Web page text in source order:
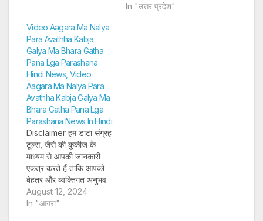
विज्ञापन पेश कर सकें। अगर
In "उत्तर प्रदेश"
Video Aagara Ma Nalya
Para Avathha Kabja
Galya Ma Bhara Gatha
Pana Lga Parashana
Hindi News, Video
Aagara Ma Nalya Para
Avathha Kabja Galya Ma
Bhara Gatha Pana Lga
Parashana News In Hindi
Disclaimer हम डाटा संग्रह
टूल्स, जैसे की कुकीज के
माध्यम से आपकी जानकारी
एकत्र करते हैं ताकि आपको
बेहतर और व्यक्तिगत अनुभव
प्रदान कर सकें और लक्षित
विज्ञापन पेश कर सकें। अगर
August 12, 2024
In "आगरा"